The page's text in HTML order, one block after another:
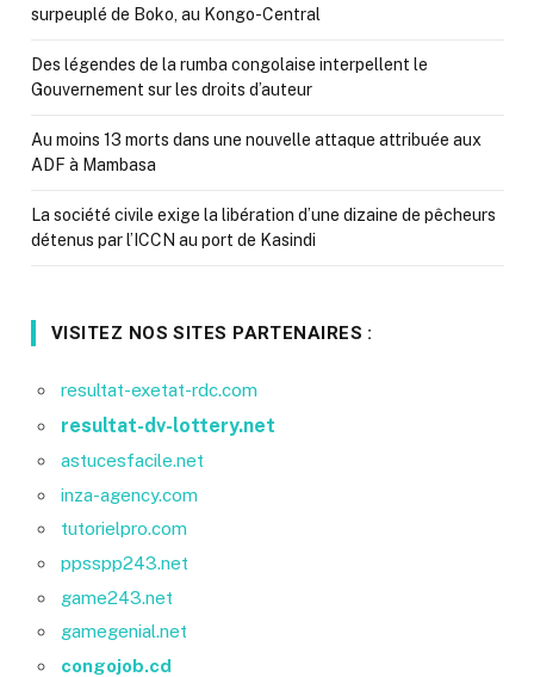
surpeuplé de Boko, au Kongo-Central
Des légendes de la rumba congolaise interpellent le
Gouvernement sur les droits d’auteur
Au moins 13 morts dans une nouvelle attaque attribuée aux
ADF à Mambasa
La société civile exige la libération d’une dizaine de pêcheurs
détenus par l’ICCN au port de Kasindi
VISITEZ NOS SITES PARTENAIRES :
resultat-exetat-rdc.com
resultat-dv-lottery.net
astucesfacile.net
inza-agency.com
tutorielpro.com
ppsspp243.net
game243.net
gamegenial.net
congojob.cd